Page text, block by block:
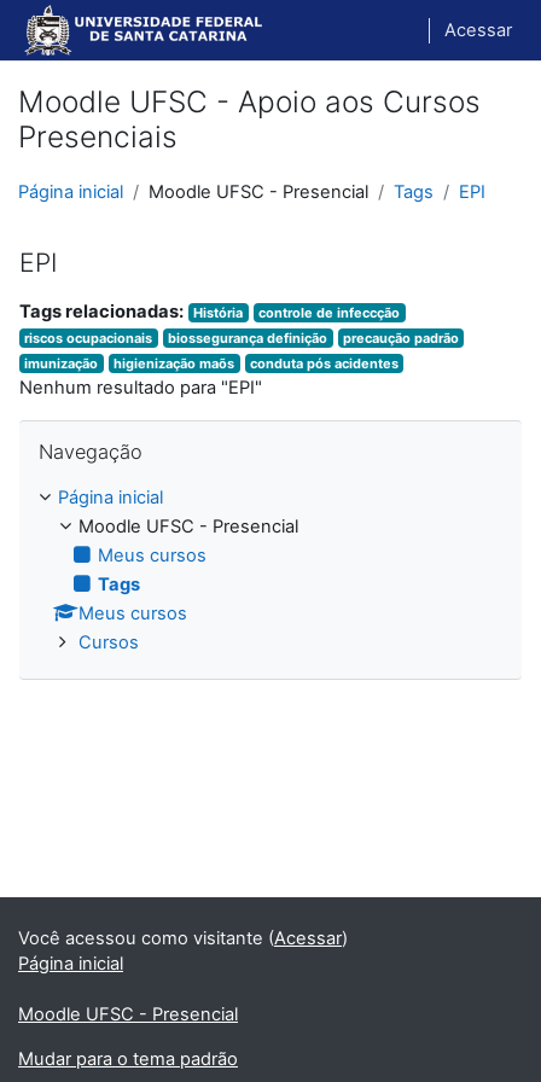
Ir para o conteúdo principal
Acessar
Moodle UFSC - Apoio aos Cursos
Presenciais
Página inicial Moodle UFSC - Presencial Tags EPI
EPI
Tags relacionadas: História
controle de infeccção
riscos ocupacionais
biossegurança definição
precaução padrão
imunização
higienização maõs conduta pós acidentes
Nenhum resultado para "EPI"
Navegação
Página inicial
Moodle UFSC - Presencial
Meus cursos
Tags
Meus cursos
Cursos
Você acessou como visitante (Acessar)
Página inicial
Moodle UFSC - Presencial
Mudar para o tema padrão